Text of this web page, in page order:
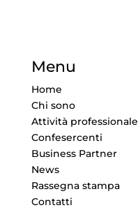
Menu
Home
Chi sono
Attività professionale
Confesercenti
Business Partner
News
Rassegna stampa
Contatti